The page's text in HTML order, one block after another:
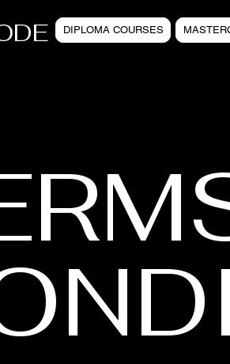
DIPLOMA COURSES